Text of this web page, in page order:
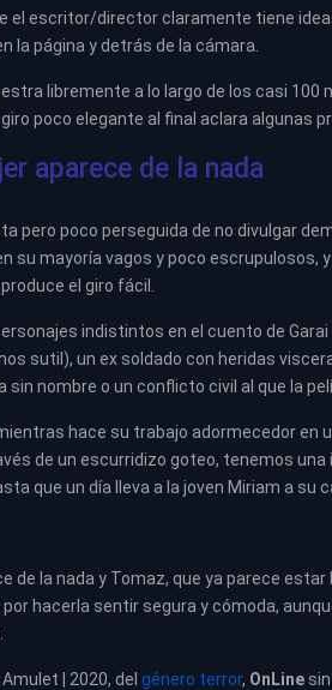
el escritor/director claramente tiene
la página y detrás de la cámara.
libremente a lo largo de los casi 100
poco elegante al final aclara algunas
aparece de la nada
pero poco perseguida de no divulgar
su mayoría vagos y poco
el giro fácil.
indistintos en el cuento de
sutil), un ex soldado con heridas
sin nombre o un conflicto civil al que la
hace su trabajo adormecedor en
de un escurridizo goteo, tenemos
que un día lleva a la joven Miriam a su
de la nada y Tomaz, que ya parece
hacerla sentir segura y cómoda,
Amulet | 2020, del género terror, OnLine